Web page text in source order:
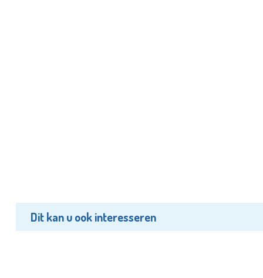
Dit kan u ook interesseren